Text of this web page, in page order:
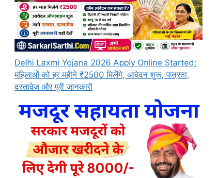
Delhi Laxmi Yojana 2026 Apply Online Started:
महिलाओं को हर महीने ₹2500 मिलेंगे, आवेदन शुरू, पात्रता,
दस्तावेज और पूरी जानकारी